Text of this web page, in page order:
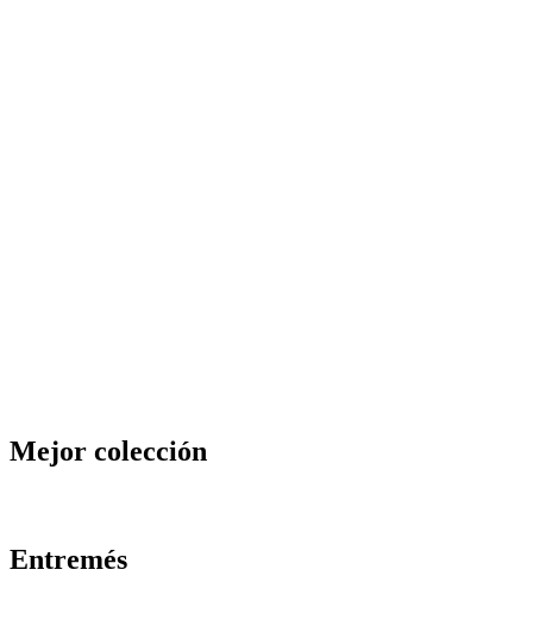
Mejor colección
Entremés